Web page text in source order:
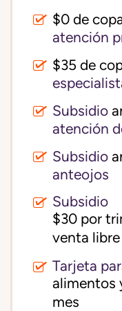
$0 de
atención
$35 de
Subsidio
atención
Subsidio
anteojos
Subsidio
$30 por
venta libre
Tarjeta
alimentos
mes